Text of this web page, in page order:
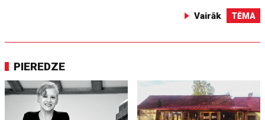
Vairāk TĒMA
PIEREDZE